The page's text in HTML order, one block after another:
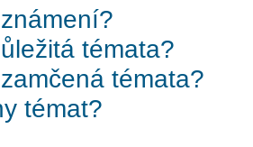
témata?
témata?
témat?